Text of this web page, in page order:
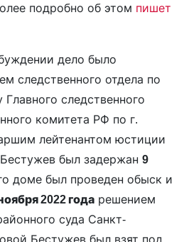
подробно об этом пишет
дело было
следственного отдела по
следственного
комитета РФ по г.
лейтенантом юстиции
был задержан 9
доме был проведен обыск и
2022 года решением
суда Санкт-
Бестужев был взят под